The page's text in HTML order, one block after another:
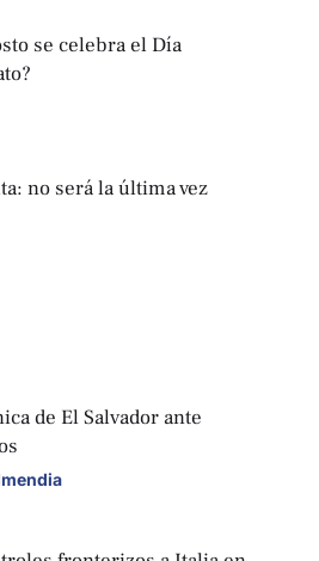
se celebra el Día
no será la última vez
de El Salvador ante